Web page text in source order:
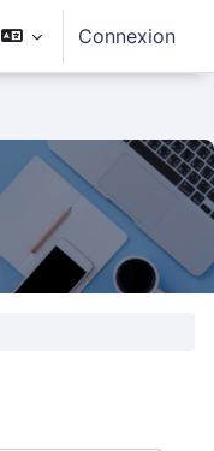
Connexion